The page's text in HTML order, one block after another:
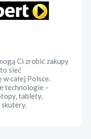
Ci zrobić zakupy
sieć
całej Polsce.
technologie –
tablety,